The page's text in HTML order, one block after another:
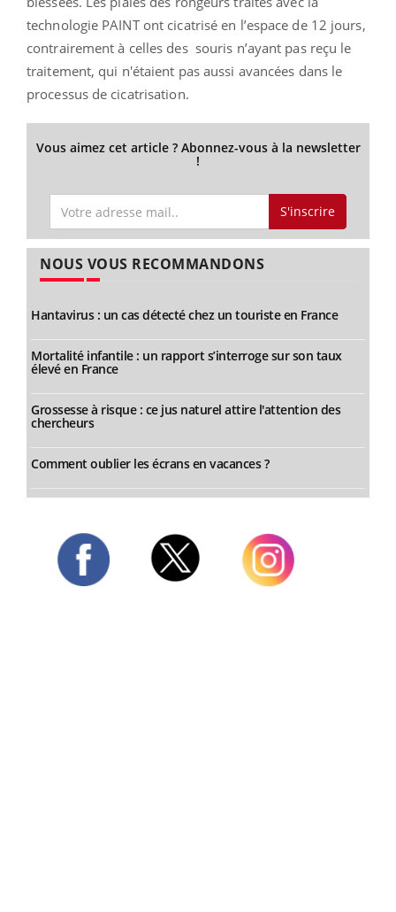
technologie PAINT ont cicatrisé en l’espace de 12 jours,
contrairement à celles des souris n’ayant pas reçu le
traitement, qui n'étaient pas aussi avancées dans le
processus de cicatrisation.
Vous aimez cet article ? Abonnez-vous à la newsletter
!
S'inscrire
NOUS VOUS RECOMMANDONS
Hantavirus : un cas détecté chez un touriste en France
Mortalité infantile : un rapport s’interroge sur son taux
élevé en France
Grossesse à risque : ce jus naturel attire l'attention des
chercheurs
Comment oublier les écrans en vacances ?